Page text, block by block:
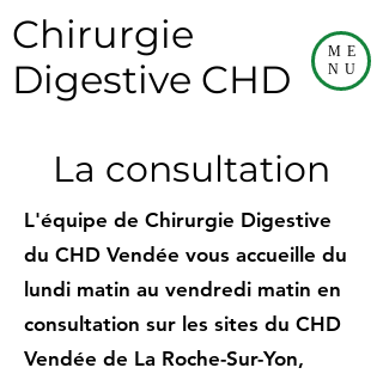
ME
NU
Chirurgie
Digestive CHD
La consultation
L'équipe de Chirurgie Digestive
du CHD Vendée vous accueille du
lundi matin au vendredi matin en
consultation sur les sites du CHD
Vendée de La Roche-Sur-Yon,